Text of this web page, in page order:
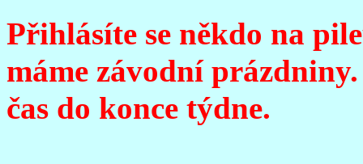
Přihlásíte se někdo na
máme závodní
čas do konce týdne.